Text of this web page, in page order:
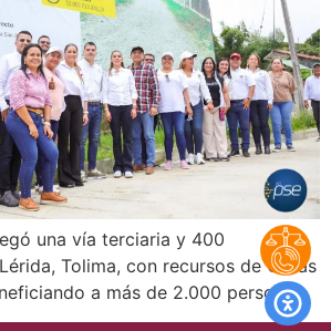
una vía terciaria y 400
Tolima, con recursos de Obras
a más de 2.000 personas